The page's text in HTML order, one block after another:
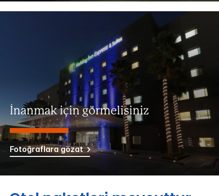
İnanmak için görmelisiniz
Fotoğraflara gözat